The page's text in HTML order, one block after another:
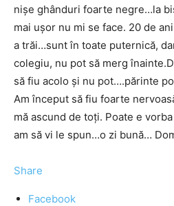
nişe ghânduri foarte negre…la
mai uşor nu mi se face. 20 de
a trăi…sunt în toate puternică,
colegiu, nu pot să merg
să fiu acolo şi nu pot….părinte
Am început să fiu foarte
mă ascund de toţi. Poate e
am să vi le spun…o zi bună…
Share
Facebook